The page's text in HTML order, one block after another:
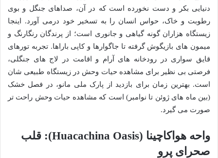
دنیایی بکر و دست نخورده است که در آن، صداهای جنگل و بوی
رطوبت و خاک، حواس انسان را به تسخیر خود درمی آورد. اینجا
زیستگاه هزاران گونه گیاهی و جانوری است؛ از پرندگان رنگارنگ و
میمون های بازیگوش گرفته تا جاگوارها و کاپی باراها. تجربه تورهای
قایق سواری در رودخانه های آرام و اقامت در لاج های جنگلی،
فرصتی بی نظیر برای مشاهده حیات وحش در زیستگاه طبیعی شان
است. بهترین زمان برای بازدید از پارک ملی مانو، در فصل خشک
(بین ماه های ژوئن تا نوامبر) است که مشاهده حیات وحش راحت تر
صورت می گیرد.
واحه هواکاچینا (Huacachina Oasis): قلب
صحرای پرو